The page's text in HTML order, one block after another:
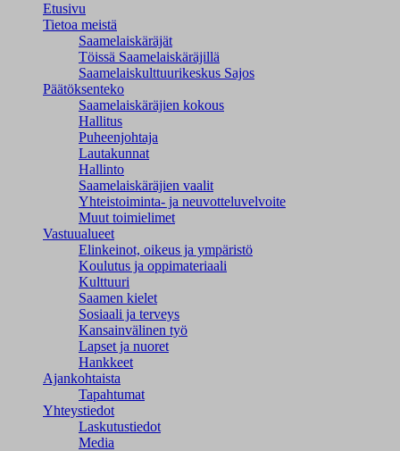
Etusivu
Tietoa meistä
Saamelaiskäräjät
Töissä Saamelaiskäräjillä
Saamelaiskulttuuri­keskus Sajos
Päätöksenteko
Saamelaiskäräjien kokous
Hallitus
Puheenjohtaja
Lautakunnat
Hallinto
Saamelaiskäräjien vaalit
Yhteistoiminta- ja neuvotteluvelvoite
Muut toimielimet
Vastuualueet
Elinkeinot, oikeus ja ympäristö
Koulutus ja oppimateriaali
Kulttuuri
Saamen kielet
Sosiaali ja terveys
Kansainvälinen työ
Lapset ja nuoret
Hankkeet
Ajankohtaista
Tapahtumat
Yhteystiedot
Laskutustiedot
Media